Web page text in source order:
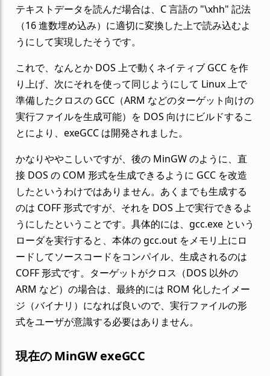
テキストデータを読んだ場合は、C 言語の "\xhh" 記法
（16 進数埋め込み）に適切に変換した上で読み込むよ
うにして実現したそうです。
これで、なんとか DOS 上で動くネイティブ GCC を作
り上げ、次にそれを使って同じようにして Linux 上で
準備したクロスの GCC（ARM などのターゲット向けの
実行ファイルを生成可能）を DOS 向けにビルドするこ
とにより、exeGCC は開発されました。
かなりややこしいですが、後の MinGW のように、直
接 DOS の COM 形式を生成できるように GCC を改造
したというわけではありません。あくまでも生成する
のは COFF 形式ですが、それを DOS 上で実行できるよ
うにしたということです。具体的には、gcc.exe という
ローダを実行すると、本体の gcc.out をメモリ上にロ
ードしてソースコードをコンパイル、生成されるのは
COFF 形式です。ターゲットがクロス（DOS 以外の
ARM など）の場合は、最終的には ROM 化したイメー
ジ（バイナリ）になれば良いので、実行ファイルの形
式をユーザが意識する必要はありません。
現在の MinGW exeGCC